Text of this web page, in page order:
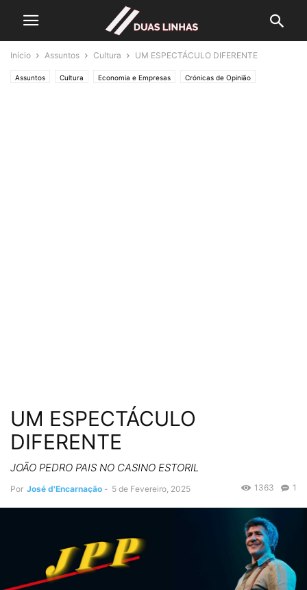
Início Assuntos Cultura UM ESPECTÁCULO DIFERENTE
Assuntos Cultura Economia e Empresas Crónicas de Opinião
UM ESPECTÁCULO
DIFERENTE
JOÃO PEDRO PAIS NO CASINO ESTORIL
Por José d'Encarnação - 5 de Fevereiro, 2025 1
1363